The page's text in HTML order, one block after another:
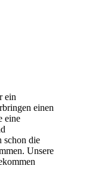
ein
einen
eine
schon die
Unsere